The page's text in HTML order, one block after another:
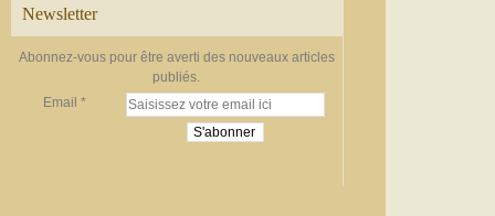
Newsletter
Abonnez-vous pour être averti des nouveaux articles
publiés.
Email